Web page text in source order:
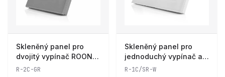
Skleněný panel pro
dvojitý vypínač ROON -
R-2C-GR
R-2C-GR
Skleněný panel pro
jednoduchý vypínač a 1
zásuvkový modul ROON
R-1C/SR-W